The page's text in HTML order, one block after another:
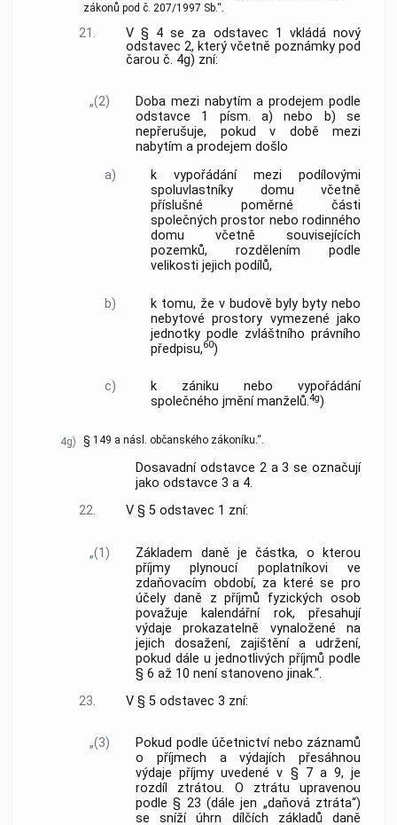
zákonů pod č. 207/1997 Sb.“.
21.
V § 4 se za odstavec 1 vkládá nový
odstavec 2, který včetně poznámky pod
čarou č. 4g) zní:
„(2)
Doba mezi nabytím a prodejem podle
odstavce 1 písm. a) nebo b) se
nepřerušuje, pokud v době mezi
nabytím a prodejem došlo
a)
k vypořádání mezi podílovými
spoluvlastníky domu včetně
příslušné poměrné části
společných prostor nebo rodinného
domu včetně souvisejících
pozemků, rozdělením podle
velikosti jejich podílů,
b)
k tomu, že v budově byly byty nebo
nebytové prostory vymezené jako
jednotky podle zvláštního právního
předpisu,60)
c)
k zániku nebo vypořádání
společného jmění manželů.4g)
4g) § 149 a násl. občanského zákoníku.“.
Dosavadní odstavce 2 a 3 se označují
jako odstavce 3 a 4.
22.
V § 5 odstavec 1 zní:
„(1)
Základem daně je částka, o kterou
příjmy plynoucí poplatníkovi ve
zdaňovacím období, za které se pro
účely daně z příjmů fyzických osob
považuje kalendářní rok, přesahují
výdaje prokazatelně vynaložené na
jejich dosažení, zajištění a udržení,
pokud dále u jednotlivých příjmů podle
§ 6 až 10 není stanoveno jinak.“.
23.
V § 5 odstavec 3 zní:
„(3)
Pokud podle účetnictví nebo záznamů
o příjmech a výdajích přesáhnou
výdaje příjmy uvedené v § 7 a 9, je
rozdíl ztrátou. O ztrátu upravenou
podle § 23 (dále jen „daňová ztráta“)
se sníží úhrn dílčích základů daně